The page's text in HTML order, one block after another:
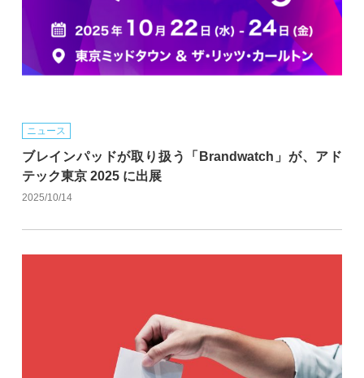
ニュース
ブレインパッドが取り扱う「Brandwatch」が、アド
テック東京 2025 に出展
2025/10/14